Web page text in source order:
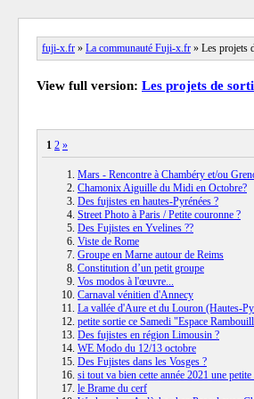
fuji-x.fr » La communauté Fuji-x.fr » Les projets
View full version: Les projets de
1 2 »
Mars - Rencontre à Chambéry et/ou
Chamonix Aiguille du Midi en Octobre?
Des fujistes en hautes-Pyrénées ?
Street Photo à Paris / Petite couronne ?
Des Fujistes en Yvelines ??
Viste de Rome
Groupe en Marne autour de Reims
Constitution d’un petit groupe
Vos modos à l'œuvre...
Carnaval vénitien d'Annecy
La vallée d'Aure et du Louron (Hautes-
petite sortie ce Samedi "Espace
Des fujistes en région Limousin ?
WE Modo du 12/13 octobre
Des Fujistes dans les Vosges ?
si tout va bien cette année 2021 une
le Brame du cerf